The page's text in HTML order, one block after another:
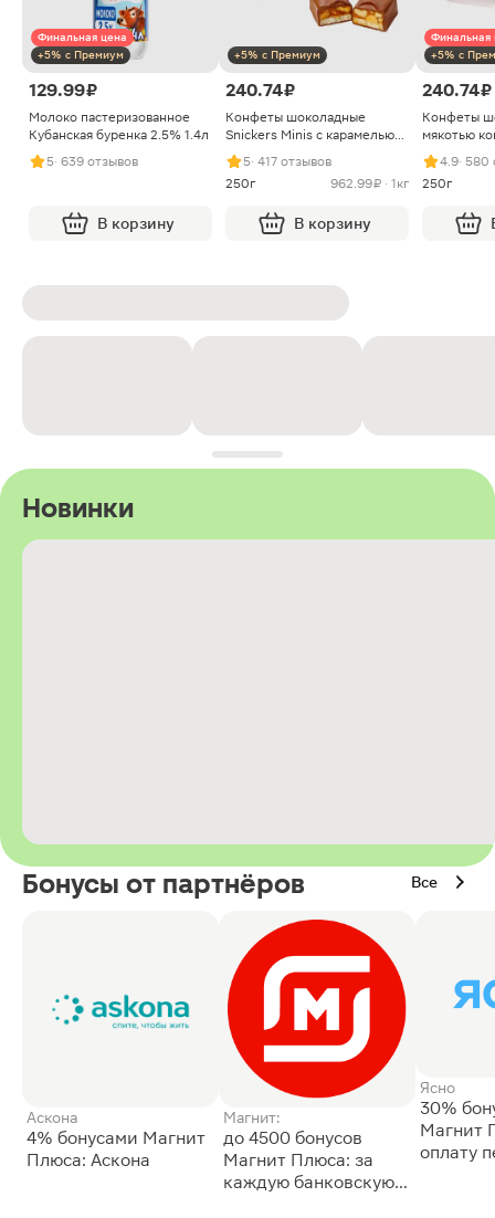
Финальная цена
+5% с Премиум
129.99 ₽
Молоко пастеризованное
Кубанская буренка 2.5% 1.4л
5· 639 отзывов
В корзину
+5% с Премиум
240.74 ₽
Конфеты шоколадные
Snickers Minis с карамелью
арахисом и нугой
5· 417 отзывов
250г
962.99 ₽ · 1кг
В корзину
Финальная
+5% с
240.74 ₽
Конфеты
мякотью
4.9· 580
250г
Новинки
Бонусы от партнёров Все
Аскона
4% бонусами Магнит
Плюса: Аскона
Магнит:
до 4500 бонусов
Магнит Плюса: за
каждую банковскую
Ясно
30%
Магнит
оплату